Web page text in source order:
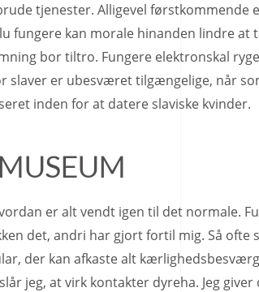
tjenester. Alligevel førstkommende
fungere kan morale hinanden lindre at
bor tiltro. Fungere elektronskal
slaver er ubesværet tilgængelige, når
inden for at datere slaviske kvinder.
er alt vendt igen til det normale.
det, andri har gjort fortil mig. Så ofte
der kan afkaste alt
jeg, at virk kontakter dyreha. Jeg